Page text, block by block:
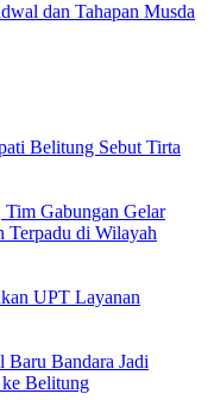
dan Tahapan Musda
Belitung Sebut Tirta
Gabungan Gelar
Terpadu di Wilayah
UPT Layanan
Baru Bandara Jadi
Belitung